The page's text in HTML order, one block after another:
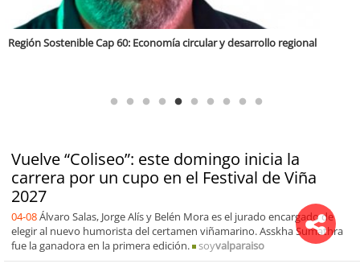
Vuelve “Coliseo”: este domingo inicia la
carrera por un cupo en el Festival de Viña
2027
04-08Álvaro Salas, Jorge Alís y Belén Mora es el jurado encargado de
elegir al nuevo humorista del certamen viñamarino. Asskha Sumathra
fue la ganadora en la primera edición.
soyvalparaiso